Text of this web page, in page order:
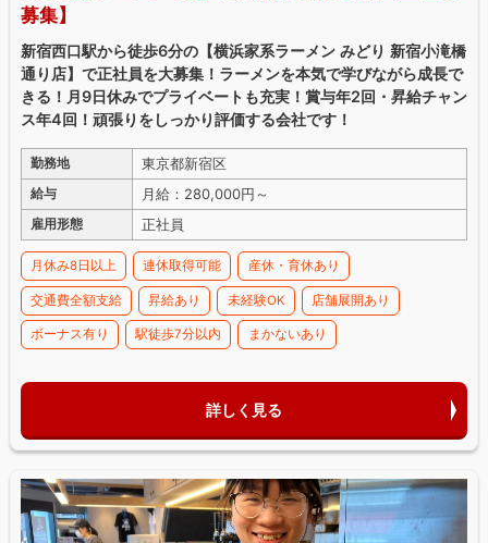
募集】
新宿西口駅から徒歩6分の【横浜家系ラーメン みどり 新宿小滝橋
通り店】で正社員を大募集！ラーメンを本気で学びながら成長で
きる！月9日休みでプライベートも充実！賞与年2回・昇給チャン
ス年4回！頑張りをしっかり評価する会社です！
勤務地 東京都新宿区
給与 月給：280,000円～
雇用形態 正社員
月休み8日以上 連休取得可能 産休・育休あり
交通費全額支給 昇給あり 未経験OK 店舗展開あり
ボーナス有り 駅徒歩7分以内 まかないあり
詳しく見る